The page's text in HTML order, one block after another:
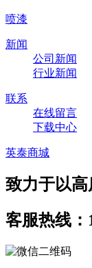
喷漆
新闻
公司新闻
行业新闻
联系
在线留言
下载中心
英泰商城
致力于以
客服热线：